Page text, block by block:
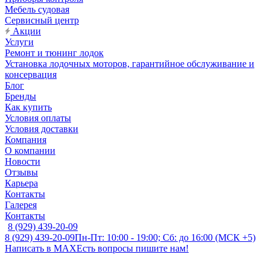
Мебель судовая
Сервисный центр
Акции
Услуги
Ремонт и тюнинг лодок
Установка лодочных моторов, гарантийное обслуживание и
консервация
Блог
Бренды
Как купить
Условия оплаты
Условия доставки
Компания
О компании
Новости
Отзывы
Карьера
Контакты
Галерея
Контакты
8 (929) 439-20-09
8 (929) 439-20-09Пн-Пт: 10:00 - 19:00; Сб: до 16:00 (МСК +5)
Написать в MAXЕсть вопросы пишите нам!